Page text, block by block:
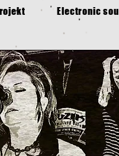
Electronic